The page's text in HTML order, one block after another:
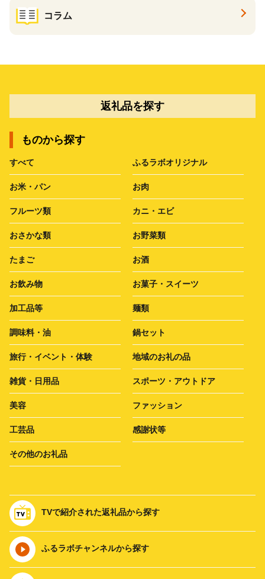
コラム
返礼品を探す
ものから探す
すべて ふるラボオリジナル
お米・パン お肉
フルーツ類 カニ・エビ
おさかな類 お野菜類
たまご お酒
お飲み物 お菓子・スイーツ
加工品等 麺類
調味料・油 鍋セット
旅行・イベント・体験 地域のお礼の品
雑貨・日用品 スポーツ・アウトドア
美容 ファッション
工芸品 感謝状等
その他のお礼品
TVで紹介された返礼品から探す
ふるラボチャンネルから探す